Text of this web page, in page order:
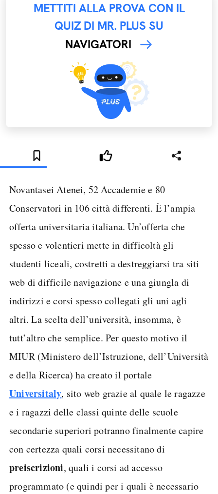
METTITI ALLA PROVA CON IL
QUIZ DI MR. PLUS SU
NAVIGATORI
Novantasei Atenei, 52 Accademie e 80
Conservatori in 106 città differenti. È l’ampia
offerta universitaria italiana. Un’offerta che
spesso e volentieri mette in difficoltà gli
studenti liceali, costretti a destreggiarsi tra siti
web di difficile navigazione e una giungla di
indirizzi e corsi spesso collegati gli uni agli
altri. La scelta dell’università, insomma, è
tutt’altro che semplice. Per questo motivo il
MIUR (Ministero dell’Istruzione, dell’Università
e della Ricerca) ha creato il portale
Universitaly, sito web grazie al quale le ragazze
e i ragazzi delle classi quinte delle scuole
secondarie superiori potranno finalmente capire
con certezza quali corsi necessitano di
preiscrizioni, quali i corsi ad accesso
programmato (e quindi per i quali è necessario